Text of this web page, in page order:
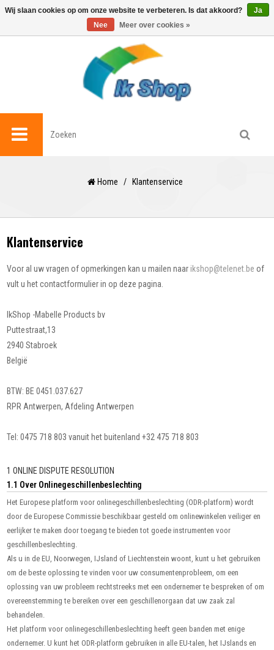
0
Home / Klantenservice
Klantenservice
Voor al uw vragen of opmerkingen kan u mailen naar ikshop@telenet.be of
vult u het contactformulier in op deze pagina.
IkShop -Mabelle Products bv
Puttestraat,13
2940 Stabroek
België
BTW: BE 0451.037.627
RPR Antwerpen, Afdeling Antwerpen
Tel: 0475 718 803 vanuit het buitenland +32 475 718 803
1 ONLINE DISPUTE RESOLUTION
1.1 Over Onlinegeschillenbeslechting
Het Europese platform voor onlinegeschillenbeslechting (ODR-platform) wordt
door de Europese Commissie beschikbaar gesteld om onlinewinkelen veiliger en
eerlijker te maken door toegang te bieden tot goede instrumenten voor
geschillenbeslechting.
Als u in de EU, Noorwegen, IJsland of Liechtenstein woont, kunt u het gebruiken
om de beste oplossing te vinden voor uw consumentenprobleem, om een
oplossing van uw probleem rechtstreeks met een ondernemer te bespreken of om
overeenstemming te bereiken over een geschillenorgaan dat uw zaak zal
behandelen.
Het platform voor onlinegeschillenbeslechting heeft geen banden met enige
ondernemer. U kunt het ODR-platform gebruiken in alle EU-talen, het IJslands en
Wij slaan cookies op om onze website te verbeteren. Is dat akkoord?
Ja
Nee
Meer over cookies »